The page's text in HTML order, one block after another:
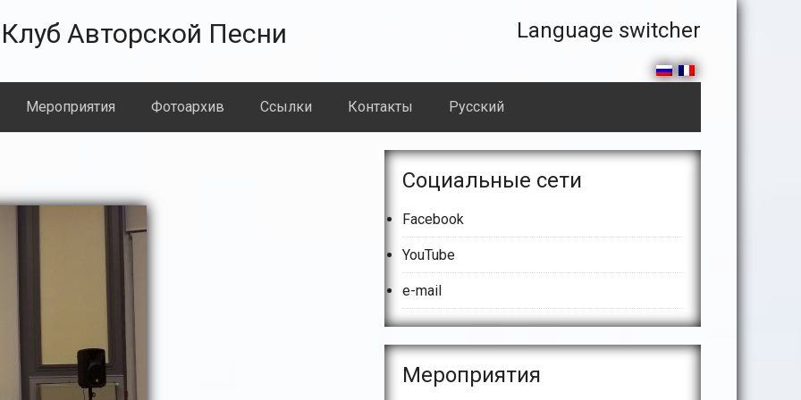
Авторской Песни
Правая
header
Language switcher
Meроприятия Фотоархив Ссылки Контакты Русский
Основной
сайдбар
Социальные сети
Facebook
YouTube
e-mail
Meроприятия